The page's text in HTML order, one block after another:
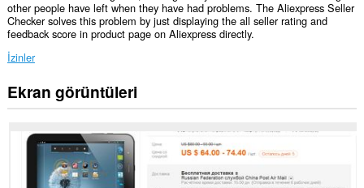
other people have left when they have had problems. The Aliexpress Seller
Checker solves this problem by just displaying the all seller rating and
feedback score in product page on Aliexpress directly.
İzinler
Bu
eklenti,
sitelerindeki
verilerinize
erişebilir.
Ekran görüntüleri